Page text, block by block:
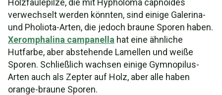
Holzfäulepilze, die mit Hypholoma capnoides
verwechselt werden könnten, sind einige Galerina-
und Pholiota-Arten, die jedoch braune Sporen haben.
Xeromphalina campanella hat eine ähnliche
Hutfarbe, aber abstehende Lamellen und weiße
Sporen. Schließlich wachsen einige Gymnopilus-
Arten auch als Zepter auf Holz, aber alle haben
orange-braune Sporen.